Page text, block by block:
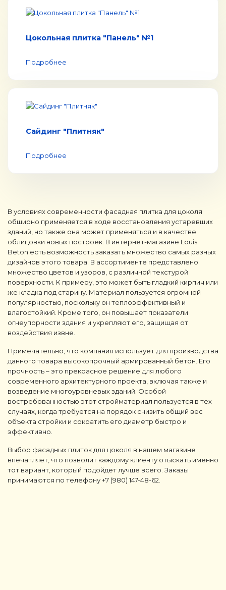
Цокольная плитка "Панель" №1
Подробнее
Сайдинг "Плитняк"
Подробнее
В условиях современности фасадная плитка для цоколя
обширно применяется в ходе восстановления устаревших
зданий, но также она может применяться и в качестве
облицовки новых построек. В интернет-магазине Louis
Beton есть возможность заказать множество самых разных
дизайнов этого товара. В ассортименте представлено
множество цветов и узоров, с различной текстурой
поверхности. К примеру, это может быть гладкий кирпич или
же кладка под старину. Материал пользуется огромной
популярностью, поскольку он теплоэффективный и
влагостойкий. Кроме того, он повышает показатели
огнеупорности здания и укрепляют его, защищая от
воздействия извне.
Примечательно, что компания использует для производства
данного товара высокопрочный армированный бетон. Его
прочность – это прекрасное решение для любого
современного архитектурного проекта, включая также и
возведение многоуровневых зданий. Особой
востребованностью этот стройматериал пользуется в тех
случаях, когда требуется на порядок снизить общий вес
объекта стройки и сократить его диаметр быстро и
эффективно.
Выбор фасадных плиток для цоколя в нашем магазине
впечатляет, что позволит каждому клиенту отыскать именно
тот вариант, который подойдет лучше всего. Заказы
принимаются по телефону +7 (980) 147-48-62.